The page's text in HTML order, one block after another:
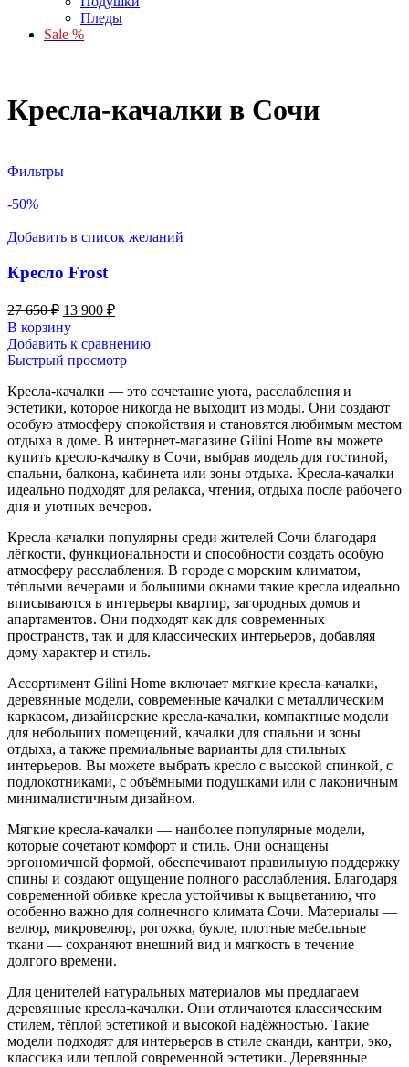
Пледы
Sale %
Кресла-качалки в Сочи
Фильтры
-50%
Добавить в список желаний
Кресло Frost
27 650₽ 13 900 ₽
В корзину
Добавить к сравнению
Быстрый просмотр
Кресла-качалки — это сочетание уюта, расслабления и
эстетики, которое никогда не выходит из моды. Они создают
особую атмосферу спокойствия и становятся любимым местом
отдыха в доме. В интернет-магазине Gilini Home вы можете
купить кресло-качалку в Сочи, выбрав модель для гостиной,
спальни, балкона, кабинета или зоны отдыха. Кресла-качалки
идеально подходят для релакса, чтения, отдыха после рабочего
дня и уютных вечеров.
Кресла-качалки популярны среди жителей Сочи благодаря
лёгкости, функциональности и способности создать особую
атмосферу расслабления. В городе с морским климатом,
тёплыми вечерами и большими окнами такие кресла идеально
вписываются в интерьеры квартир, загородных домов и
апартаментов. Они подходят как для современных
пространств, так и для классических интерьеров, добавляя
дому характер и стиль.
Ассортимент Gilini Home включает мягкие кресла-качалки,
деревянные модели, современные качалки с металлическим
каркасом, дизайнерские кресла-качалки, компактные модели
для небольших помещений, качалки для спальни и зоны
отдыха, а также премиальные варианты для стильных
интерьеров. Вы можете выбрать кресло с высокой спинкой, с
подлокотниками, с объёмными подушками или с лаконичным
минималистичным дизайном.
Мягкие кресла-качалки — наиболее популярные модели,
которые сочетают комфорт и стиль. Они оснащены
эргономичной формой, обеспечивают правильную поддержку
спины и создают ощущение полного расслабления. Благодаря
современной обивке кресла устойчивы к выцветанию, что
особенно важно для солнечного климата Сочи. Материалы —
велюр, микровелюр, рогожка, букле, плотные мебельные
ткани — сохраняют внешний вид и мягкость в течение
долгого времени.
Для ценителей натуральных материалов мы предлагаем
деревянные кресла-качалки. Они отличаются классическим
стилем, тёплой эстетикой и высокой надёжностью. Такие
модели подходят для интерьеров в стиле сканди, кантри, эко,
классика или теплой современной эстетики. Деревянные